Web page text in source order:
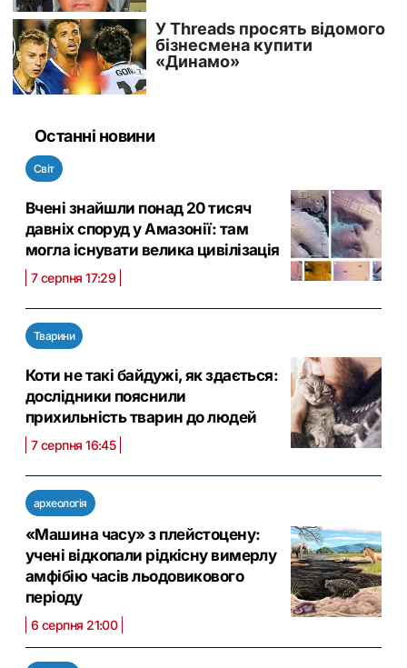
Останні новини
Світ
Вчені знайшли понад 20 тисяч
давніх споруд у Амазонії: там
могла існувати велика цивілізація
7 серпня 17:29
Тварини
Коти не такі байдужі, як здається:
дослідники пояснили
прихильність тварин до людей
7 серпня 16:45
археологія
«Машина часу» з плейстоцену:
учені відкопали рідкісну вимерлу
амфібію часів льодовикового
періоду
6 серпня 21:00